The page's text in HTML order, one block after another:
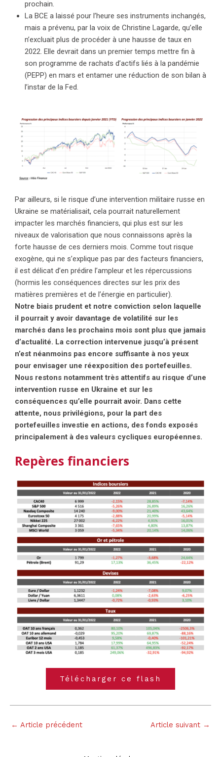
prochain.
La BCE a laissé pour l’heure ses instruments inchangés,
mais a prévenu, par la voix de Christine Lagarde, qu’elle
n’excluait plus de procéder à une hausse de taux en
2022. Elle devrait dans un premier temps mettre fin à
son programme de rachats d’actifs liés à la pandémie
(PEPP) en mars et entamer une réduction de son bilan à
l’instar de la Fed.
Par ailleurs, si le risque d’une intervention militaire russe en
Ukraine se matérialisait, cela pourrait naturellement
impacter les marchés financiers, qui plus est sur les
niveaux de valorisation que nous connaissons après la
forte hausse de ces derniers mois. Comme tout risque
exogène, qui ne s’explique pas par des facteurs financiers,
il est délicat d’en prédire l’ampleur et les répercussions
(hormis les conséquences directes sur les prix des
matières premières et de l’énergie en particulier).
Notre biais prudent et notre conviction selon laquelle
il pourrait y avoir davantage de volatilité sur les
marchés dans les prochains mois sont plus que jamais
d’actualité. La correction intervenue jusqu’à présent
n’est néanmoins pas encore suffisante à nos yeux
pour envisager une réexposition des portefeuilles.
Nous restons notamment très attentifs au risque d’une
intervention russe en Ukraine et sur les
conséquences qu’elle pourrait avoir. Dans cette
attente, nous privilégions, pour la part des
portefeuilles investie en actions, des fonds exposés
principalement à des valeurs cycliques européennes.
Repères financiers
Télécharger ce flash
← Article précédent Article suivant →